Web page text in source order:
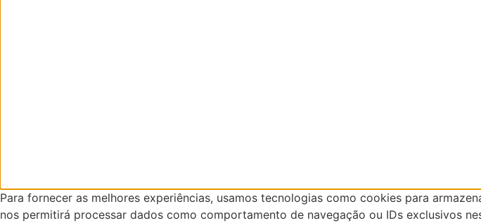
Para fornecer as melhores experiências, usamos tecnologias como cookies para
nos permitirá processar dados como comportamento de navegação ou IDs exclusivos